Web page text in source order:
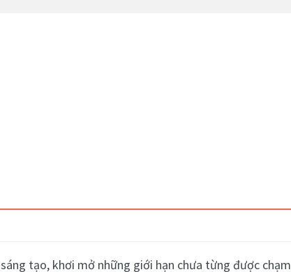
tạo, khơi mở những giới hạn chưa từng được